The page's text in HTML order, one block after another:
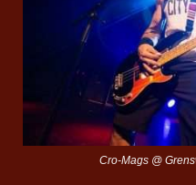
Cro-Mags @